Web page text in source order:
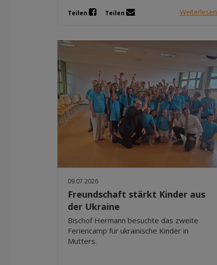
Teilen Teilen Weiterlesen
09.07.2026
Freundschaft stärkt Kinder aus
der Ukraine
Bischof Hermann besuchte das zweite
Feriencamp für ukrainische Kinder in
Mutters.